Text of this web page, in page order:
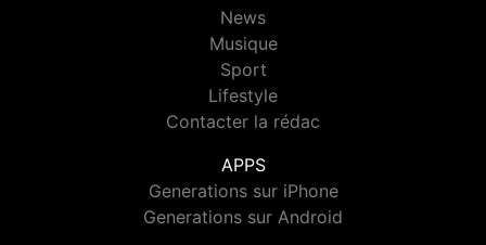
News
Musique
Sport
Lifestyle
Contacter la rédac
APPS
Generations sur iPhone
Generations sur Android